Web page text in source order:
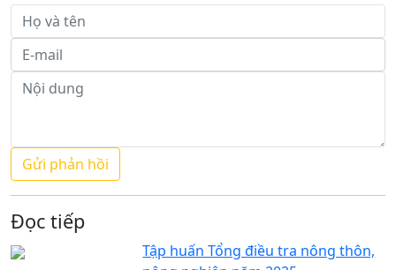
Đọc tiếp
Tập huấn Tổng điều tra nông thôn,